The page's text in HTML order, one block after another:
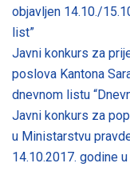
objavljen 14.10./
list”
Javni konkurs za
poslova Kantona
dnevnom listu
Javni konkurs za
u Ministarstvu
14.10.2017. godine